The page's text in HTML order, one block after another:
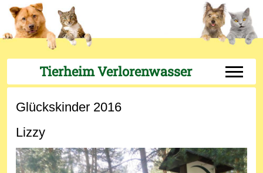
Tierheim Verlorenwasser Off-
Glückskinder 2016
Lizzy